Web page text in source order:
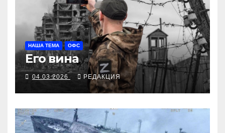
НАША ТЕМА ОФС
Его вина
04.03.2026 РЕДАКЦИЯ